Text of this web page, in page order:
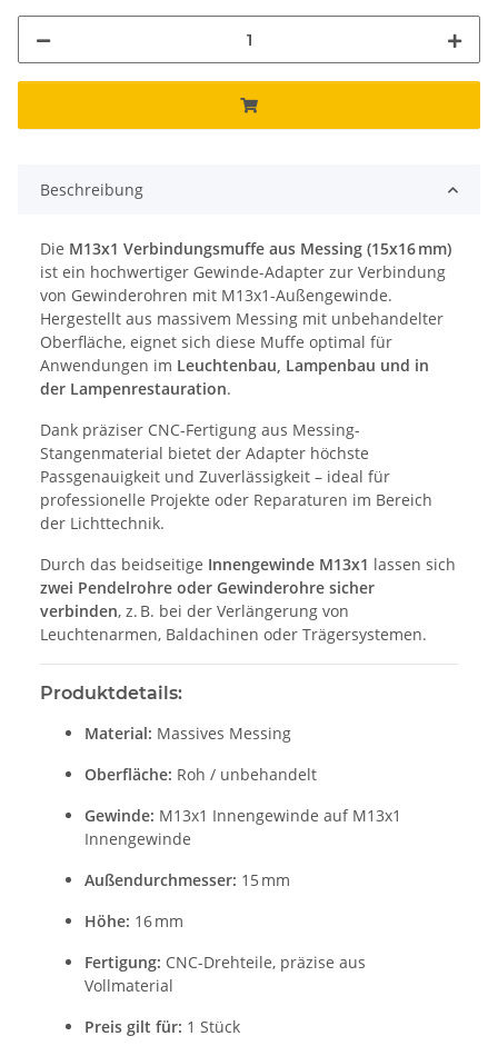
Beschreibung
Die M13x1 Verbindungsmuffe aus Messing (15x16 mm)
ist ein hochwertiger Gewinde-Adapter zur Verbindung
von Gewinderohren mit M13x1-Außengewinde.
Hergestellt aus massivem Messing mit unbehandelter
Oberfläche, eignet sich diese Muffe optimal für
Anwendungen im Leuchtenbau, Lampenbau und in
der Lampenrestauration.
Dank präziser CNC-Fertigung aus Messing-
Stangenmaterial bietet der Adapter höchste
Passgenauigkeit und Zuverlässigkeit – ideal für
professionelle Projekte oder Reparaturen im Bereich
der Lichttechnik.
Durch das beidseitige Innengewinde M13x1 lassen sich
zwei Pendelrohre oder Gewinderohre sicher
verbinden, z. B. bei der Verlängerung von
Leuchtenarmen, Baldachinen oder Trägersystemen.
Produktdetails:
Material: Massives Messing
Oberfläche: Roh / unbehandelt
Gewinde: M13x1 Innengewinde auf M13x1
Innengewinde
Außendurchmesser: 15 mm
Höhe: 16 mm
Fertigung: CNC-Drehteile, präzise aus
Vollmaterial
Preis gilt für: 1 Stück